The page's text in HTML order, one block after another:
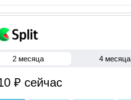
2 месяца 4 месяца
₽ сейчас